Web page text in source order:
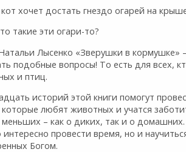
хочет достать гнездо огарей на
такие эти огари-то?
Лысенко «Зверушки в
подобные вопросы! То есть для всех,
и птиц.
историй этой книги помогут
любят животных и учатся
– как о диких, так и о
интересно провести время, но и
Богом.